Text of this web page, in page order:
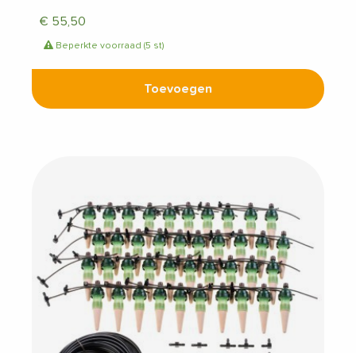
€ 55,50
Beperkte voorraad (5 st)
Toevoegen